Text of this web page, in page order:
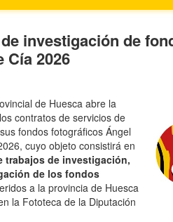
investigación de
Cía 2026
de Huesca abre la
contratos de servicios de
fondos fotográficos Ángel
cuyo objeto consistirá en
trabajos de investigación,
de los fondos
a la provincia de Huesca
la Fototeca de la Diputación